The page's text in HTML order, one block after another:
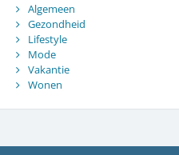
Algemeen
Gezondheid
Lifestyle
Mode
Vakantie
Wonen